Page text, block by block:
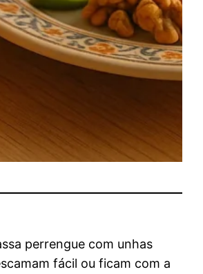
perrengue com unhas
fácil ou ficam com a